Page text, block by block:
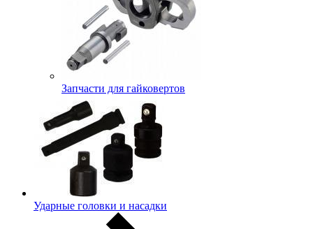
Запчасти для гайковертов
Ударные головки и насадки